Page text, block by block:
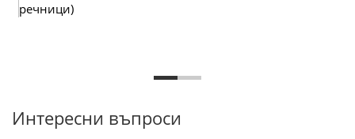
речници)
Интересни въпроси